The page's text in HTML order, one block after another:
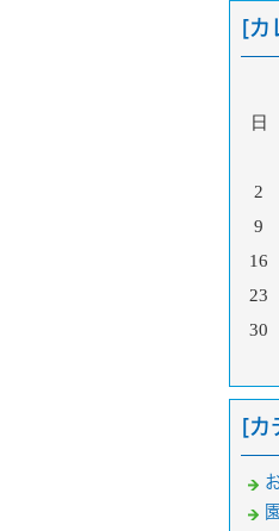
[カ
日
2
9
16
23
30
[カ